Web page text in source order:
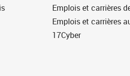
Emplois et carrières
Emplois et carrières
17Cyber